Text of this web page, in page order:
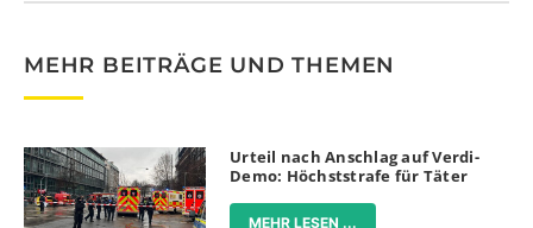
MEHR BEITRÄGE UND THEMEN
Urteil nach Anschlag auf Verdi-
Demo: Höchststrafe für Täter
MEHR LESEN ...